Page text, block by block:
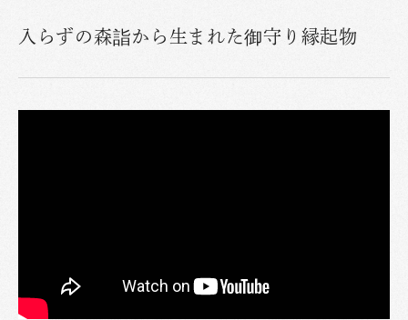
入らずの森詣から生まれた御守り縁起物